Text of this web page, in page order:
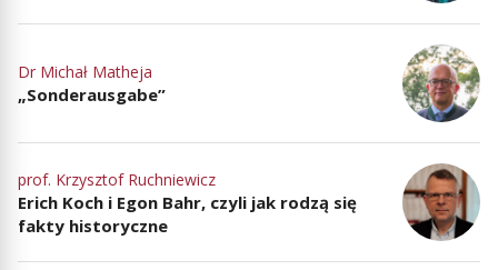
Dr Michał Matheja
„Sonderausgabe”
prof. Krzysztof Ruchniewicz
Erich Koch i Egon Bahr, czyli jak rodzą się
fakty historyczne